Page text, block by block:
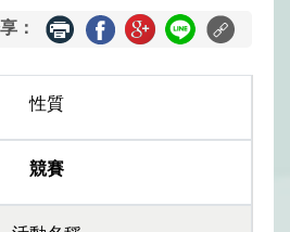
：
性質
競賽